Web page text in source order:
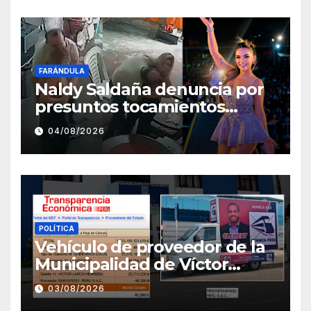
FARÁNDULA
Naldy Saldaña denuncia por
presuntos tocamientos
indebidos a director musical
de La Bella Luz
04/08/2026
POLÍTICA
Vehículo de proveedor de la
Municipalidad de Víctor
Larco aparece con publicidad
de campaña de León
03/08/2026